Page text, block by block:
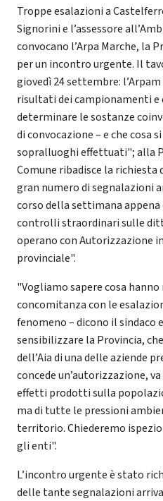
Troppe esalazioni a
Signorini e l’assessore
convocano l’Arpa Marche, la
per un incontro urgente. Il
giovedì 24 settembre:
risultati dei campionamenti e
determinare le sostanze
di convocazione – e che cosa
sopralluoghi effettuati"; alla
Comune ribadisce la
gran numero di segnalazioni
corso della settimana
controlli straordinari sulle
operano con Autorizzazione
provinciale".
"Vogliamo sapere cosa
concomitanza con le
fenomeno – dicono il sindaco
sensibilizzare la Provincia,
dell’Aia di una delle aziende
concede un’autorizzazione,
effetti prodotti sulla
ma di tutte le pressioni
territorio. Chiederemo
gli enti".
L’incontro urgente è stato
delle tante segnalazioni